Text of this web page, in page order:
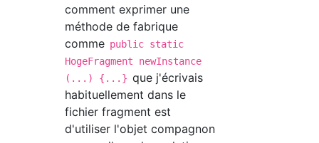
comment exprimer une
méthode de fabrique
comme public static
HogeFragment newInstance
(...) {...} que j'écrivais
habituellement dans le
fichier fragment est
d'utiliser l'objet compagnon